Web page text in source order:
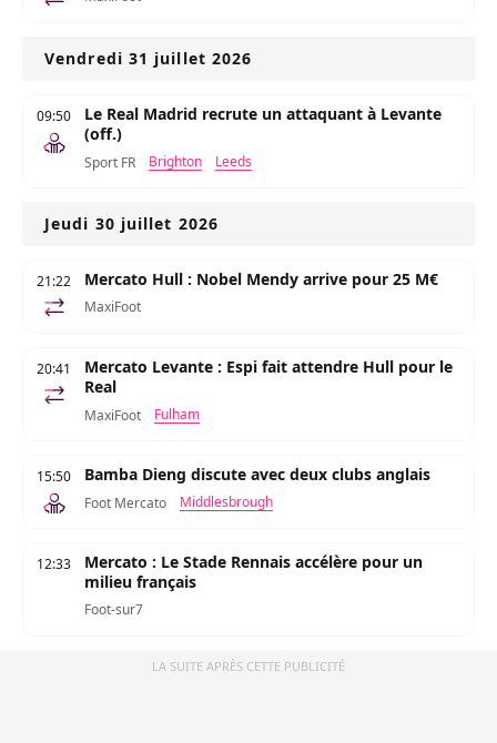
Vendredi 31 juillet 2026
09:50
Le Real Madrid recrute un attaquant à Levante
(off.)
Sport FR Brighton Leeds
Jeudi 30 juillet 2026
21:22 Mercato Hull : Nobel Mendy arrive pour 25 M€
MaxiFoot
20:41
Mercato Levante : Espi fait attendre Hull pour le
Real
MaxiFoot Fulham
15:50 Bamba Dieng discute avec deux clubs anglais
Foot Mercato Middlesbrough
12:33
Mercato : Le Stade Rennais accélère pour un
milieu français
Foot-sur7
LA SUITE APRÈS CETTE PUBLICITÉ